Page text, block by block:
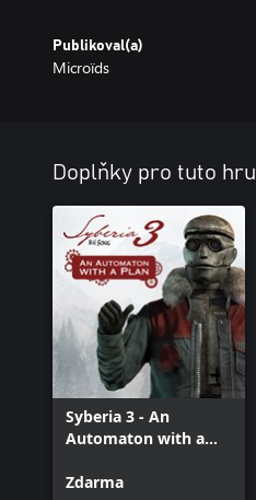
Publikoval(a)
Microïds
Doplňky pro tuto hru
Syberia 3 - An
Automaton with a
Zdarma